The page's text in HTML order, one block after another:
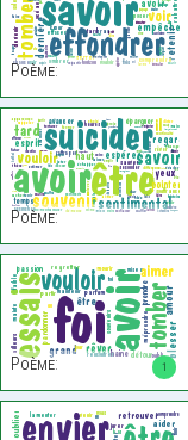
Poème:
Poème:
1
Poème: